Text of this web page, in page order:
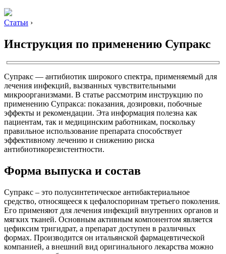
Статьи ›
Инструкция по применению Супракс
Супракс — антибиотик широкого спектра, применяемый для
лечения инфекций, вызванных чувствительными
микроорганизмами. В статье рассмотрим инструкцию по
применению Супракса: показания, дозировки, побочные
эффекты и рекомендации. Эта информация полезна как
пациентам, так и медицинским работникам, поскольку
правильное использование препарата способствует
эффективному лечению и снижению риска
антибиотикорезистентности.
Форма выпуска и состав
Супракс – это полусинтетическое антибактериальное
средство, относящееся к цефалоспоринам третьего поколения.
Его применяют для лечения инфекций внутренних органов и
мягких тканей. Основным активным компонентом является
цефиксим тригидрат, а препарат доступен в различных
формах. Производится он итальянской фармацевтической
компанией, а внешний вид оригинального лекарства можно